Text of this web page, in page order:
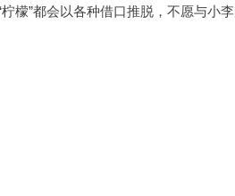
”都会以各种借口推脱，不愿与小李